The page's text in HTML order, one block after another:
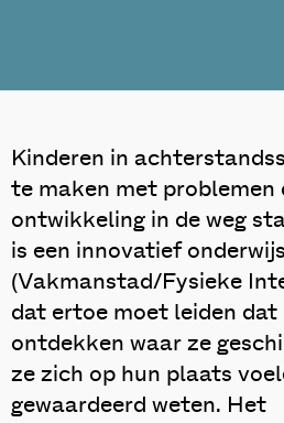
Kinderen in
te maken met problemen
ontwikkeling in de weg
is een innovatief
(Vakmanstad/Fysieke
dat ertoe moet leiden dat
ontdekken waar ze
ze zich op hun plaats
gewaardeerd weten. Het